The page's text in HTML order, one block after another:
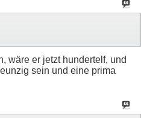
wäre er jetzt hundertelf, und
sein und eine prima